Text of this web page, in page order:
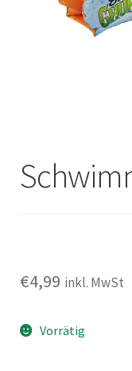
Italiano
€4,99 inkl. MwSt
Vorrätig